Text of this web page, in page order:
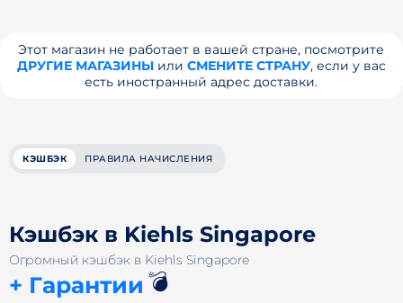
Этот магазин не работает в вашей стране, посмотрите
ДРУГИЕ МАГАЗИНЫили СМЕНИТЕ СТРАНУ, если у вас
есть иностранный адрес доставки.
КЭШБЭК ПРАВИЛА НАЧИСЛЕНИЯ
Кэшбэк в Kiehls Singapore
Огромный кэшбэк в Kiehls Singapore
+ Гарантии 💣